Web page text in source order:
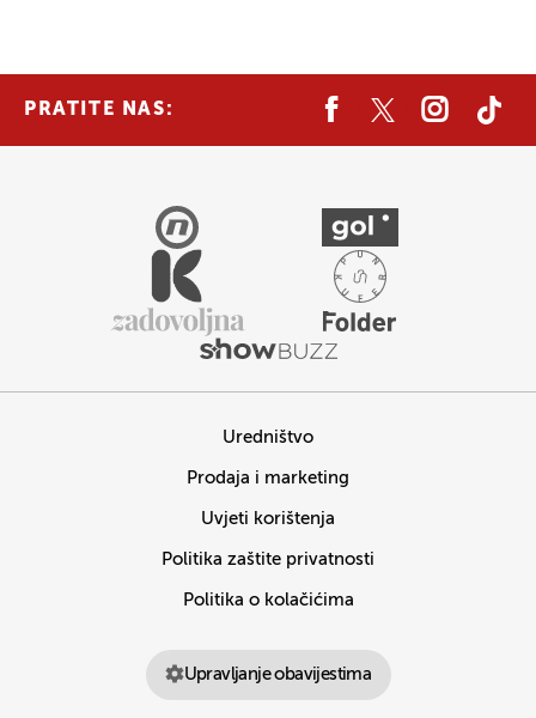
PRATITE NAS:
Uredništvo
Prodaja i marketing
Uvjeti korištenja
Politika zaštite privatnosti
Politika o kolačićima
Upravljanje obavijestima